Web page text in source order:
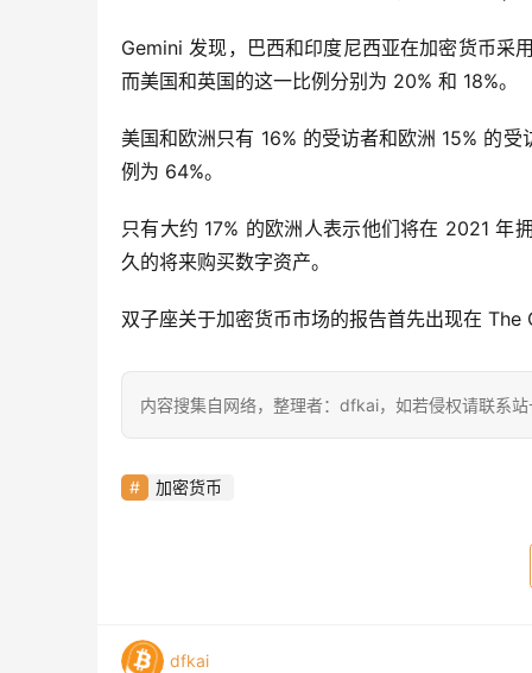
Gemini 发现，巴西和印度尼西亚在加密货币采
而美国和英国的这一比例分别为 20% 和 18%。
美国和欧洲只有 16% 的受访者和欧洲 15% 的
例为 64%。
只有大约 17% 的欧洲人表示他们将在 2021 年
久的将来购买数字资产。
双子座关于加密货币市场的报告首先出现在
内容搜集自网络，整理者：dfkai，如若侵权请联系
加密货币
dfkai